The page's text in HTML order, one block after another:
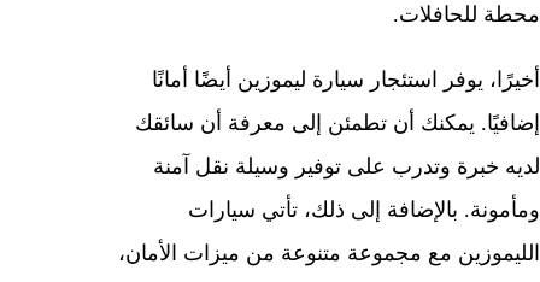
محطة للحافلات.
أخيرًا، يوفر استئجار سيارة ليموزين أيضًا أمانًا
إضافيًا. يمكنك أن تطمئن إلى معرفة أن سائقك
لديه خبرة وتدرب على توفير وسيلة نقل آمنة
ومأمونة. بالإضافة إلى ذلك، تأتي سيارات
الليموزين مع مجموعة متنوعة من ميزات الأمان،